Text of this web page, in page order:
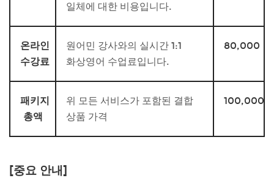
일체에 대한 비용입니다.
온라인
수강료
원어민 강사와의 실시간 1:1
화상영어 수업료입니다.
80,000
패키지
총액
위 모든 서비스가 포함된 결합
상품 가격
100,000
[중요 안내]